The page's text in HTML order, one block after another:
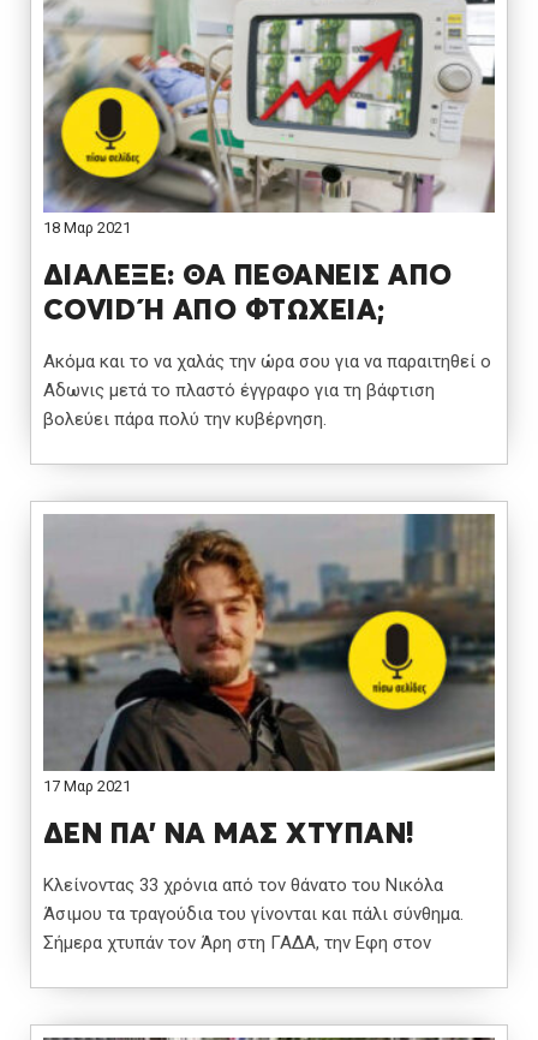
18 Μαρ 2021
ΔΙΑΛΕΞΕ: ΘΑ ΠΕΘΑΝΕΙΣ ΑΠΟ
COVID Ή ΑΠΟ ΦΤΩΧΕΙΑ;
Ακόμα και το να χαλάς την ώρα σου για να παραιτηθεί ο
Αδωνις μετά το πλαστό έγγραφο για τη βάφτιση
βολεύει πάρα πολύ την κυβέρνηση.
17 Μαρ 2021
ΔΕΝ ΠΑ’ ΝΑ ΜΑΣ ΧΤΥΠΑΝ!
Κλείνοντας 33 χρόνια από τον θάνατο του Νικόλα
Άσιμου τα τραγούδια του γίνονται και πάλι σύνθημα.
Σήμερα χτυπάν τον Άρη στη ΓΑΔΑ, την Εφη στον